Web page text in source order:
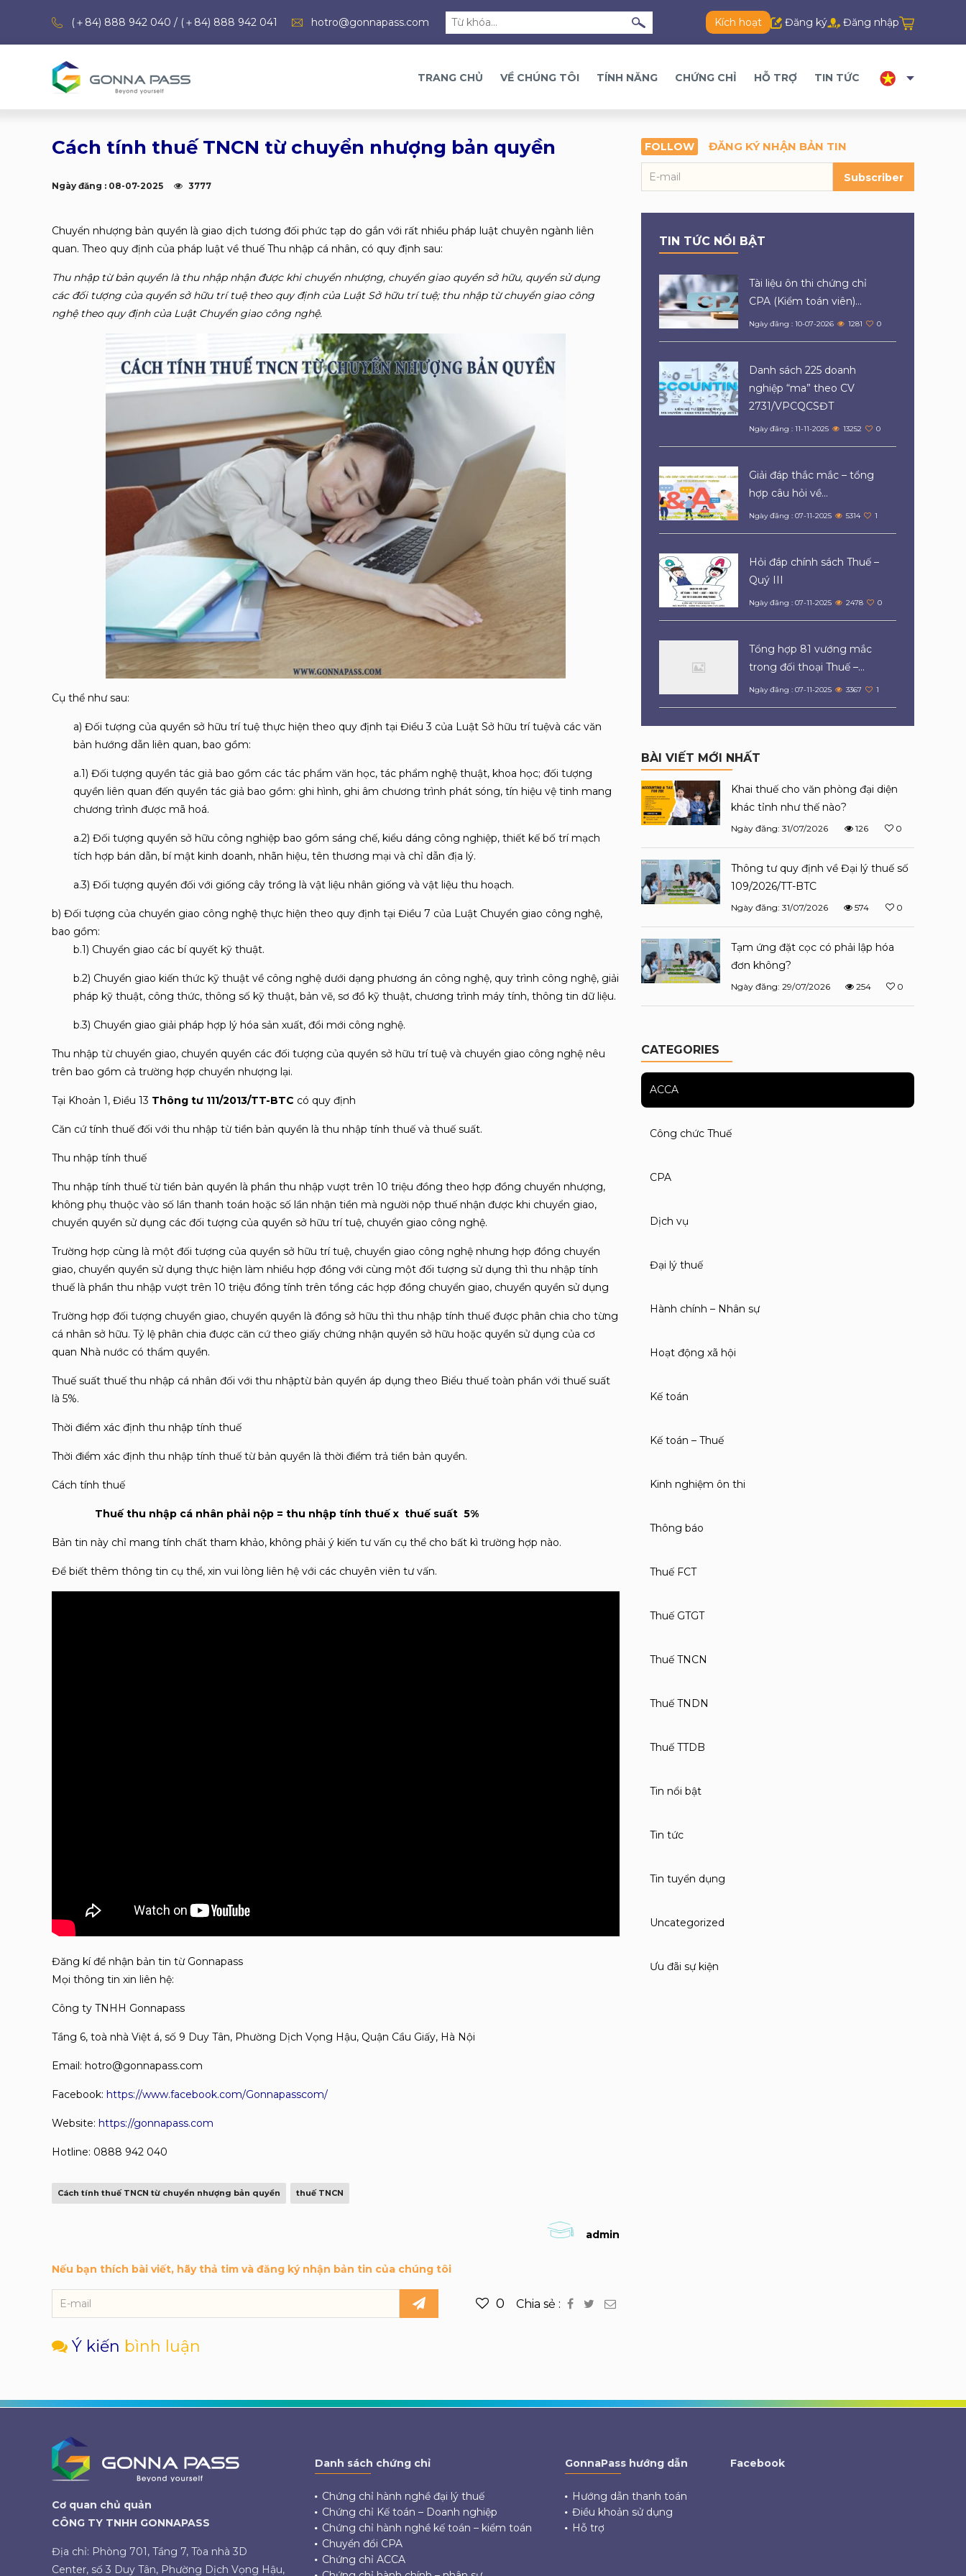
(＋84) 888 942 040 / (＋84) 888 942 041 hotro@gonnapass.com Kích hoạt Đăng ký Đăng nhập
TRANG CHỦ VỀ CHÚNG TÔI TÍNH NĂNG CHỨNG CHỈ HỖ TRỢ TIN TỨC
Cách tính thuế TNCN từ chuyển nhượng bản quyền
Ngày đăng : 08-07-2025 3777
Chuyển nhượng bản quyền là giao dịch tương đối phức tạp do gắn với rất nhiều pháp luật chuyên ngành liên
quan. Theo quy định của pháp luật về thuế Thu nhập cá nhân, có quy định sau:
Thu nhập từ bản quyền là thu nhập nhận được khi chuyển nhượng, chuyển giao quyền sở hữu, quyền sử dụng
các đối tượng của quyền sở hữu trí tuệ theo quy định của Luật Sở hữu trí tuệ; thu nhập từ chuyển giao công
nghệ theo quy định của Luật Chuyển giao công nghệ.
Cụ thể như sau:
a) Đối tượng của quyền sở hữu trí tuệ thực hiện theo quy định tại Điều 3 của Luật Sở hữu trí tuệvà các văn
bản hướng dẫn liên quan, bao gồm:
a.1) Đối tượng quyền tác giả bao gồm các tác phẩm văn học, tác phẩm nghệ thuật, khoa học; đối tượng
quyền liên quan đến quyền tác giả bao gồm: ghi hình, ghi âm chương trình phát sóng, tín hiệu vệ tinh mang
chương trình được mã hoá.
a.2) Đối tượng quyền sở hữu công nghiệp bao gồm sáng chế, kiểu dáng công nghiệp, thiết kế bố trí mạch
tích hợp bán dẫn, bí mật kinh doanh, nhãn hiệu, tên thương mại và chỉ dẫn địa lý.
a.3) Đối tượng quyền đối với giống cây trồng là vật liệu nhân giống và vật liệu thu hoạch.
b) Đối tượng của chuyển giao công nghệ thực hiện theo quy định tại Điều 7 của Luật Chuyển giao công nghệ,
bao gồm:
b.1) Chuyển giao các bí quyết kỹ thuật.
b.2) Chuyển giao kiến thức kỹ thuật về công nghệ dưới dạng phương án công nghệ, quy trình công nghệ, giải
pháp kỹ thuật, công thức, thông số kỹ thuật, bản vẽ, sơ đồ kỹ thuật, chương trình máy tính, thông tin dữ liệu.
b.3) Chuyển giao giải pháp hợp lý hóa sản xuất, đổi mới công nghệ.
Thu nhập từ chuyển giao, chuyển quyền các đối tượng của quyền sở hữu trí tuệ và chuyển giao công nghệ nêu
trên bao gồm cả trường hợp chuyển nhượng lại.
Tại Khoản 1, Điều 13 Thông tư 111/2013/TT-BTC có quy định
Căn cứ tính thuế đối với thu nhập từ tiền bản quyền là thu nhập tính thuế và thuế suất.
Thu nhập tính thuế
Thu nhập tính thuế từ tiền bản quyền là phần thu nhập vượt trên 10 triệu đồng theo hợp đồng chuyển nhượng,
không phụ thuộc vào số lần thanh toán hoặc số lần nhận tiền mà người nộp thuế nhận được khi chuyển giao,
chuyển quyền sử dụng các đối tượng của quyền sở hữu trí tuệ, chuyển giao công nghệ.
Trường hợp cùng là một đối tượng của quyền sở hữu trí tuệ, chuyển giao công nghệ nhưng hợp đồng chuyển
giao, chuyển quyền sử dụng thực hiện làm nhiều hợp đồng với cùng một đối tượng sử dụng thì thu nhập tính
thuế là phần thu nhập vượt trên 10 triệu đồng tính trên tổng các hợp đồng chuyển giao, chuyển quyền sử dụng
Trường hợp đối tượng chuyển giao, chuyển quyền là đồng sở hữu thì thu nhập tính thuế được phân chia cho từng
cá nhân sở hữu. Tỷ lệ phân chia được căn cứ theo giấy chứng nhận quyền sở hữu hoặc quyền sử dụng của cơ
quan Nhà nước có thẩm quyền.
Thuế suất thuế thu nhập cá nhân đối với thu nhậptừ bản quyền áp dụng theo Biểu thuế toàn phần với thuế suất
là 5%.
Thời điểm xác định thu nhập tính thuế
Thời điểm xác định thu nhập tính thuế từ bản quyền là thời điểm trả tiền bản quyền.
Cách tính thuế
Thuế thu nhập cá nhân phải nộp = thu nhập tính thuế x thuế suất 5%
Bản tin này chỉ mang tính chất tham khảo, không phải ý kiến tư vấn cụ thể cho bất kì trường hợp nào.
Để biết thêm thông tin cụ thể, xin vui lòng liên hệ với các chuyên viên tư vấn.
Đăng kí để nhận bản tin từ Gonnapass
Mọi thông tin xin liên hệ:
Công ty TNHH Gonnapass
Tầng 6, toà nhà Việt á, số 9 Duy Tân, Phường Dịch Vọng Hậu, Quận Cầu Giấy, Hà Nội
Email: hotro@gonnapass.com
Facebook: https://www.facebook.com/Gonnapasscom/
Website: https://gonnapass.com
Hotline: 0888 942 040
Cách tính thuế TNCN từ chuyển nhượng bản quyền thuế TNCN
admin
Nếu bạn thích bài viết, hãy thả tim và đăng ký nhận bản tin của chúng tôi
0 Chia sẻ :
Ý kiến bình luận
FOLLOW ĐĂNG KÝ NHẬN BẢN TIN
Subscriber
TIN TỨC NỔI BẬT
Tài liệu ôn thi chứng chỉ
CPA (Kiểm toán viên)...
Ngày đăng : 10-07-2026 1281 0
Danh sách 225 doanh
nghiệp “ma” theo CV
2731/VPCQCSĐT
Ngày đăng : 11-11-2025 13252 0
Giải đáp thắc mắc – tổng
hợp câu hỏi về...
Ngày đăng : 07-11-2025 5314 1
Hỏi đáp chính sách Thuế –
Quý III
Ngày đăng : 07-11-2025 2478 0
Tổng hợp 81 vướng mắc
trong đối thoại Thuế –...
Ngày đăng : 07-11-2025 3367 1
BÀI VIẾT MỚI NHẤT
Khai thuế cho văn phòng đại diện
khác tỉnh như thế nào?
Ngày đăng: 31/07/2026 126 0
Thông tư quy định về Đại lý thuế số
109/2026/TT-BTC
Ngày đăng: 31/07/2026 574 0
Tạm ứng đặt cọc có phải lập hóa
đơn không?
Ngày đăng: 29/07/2026 254 0
CATEGORIES
ACCA
Công chức Thuế
CPA
Dịch vụ
Đại lý thuế
Hành chính – Nhân sự
Hoạt động xã hội
Kế toán
Kế toán – Thuế
Kinh nghiệm ôn thi
Thông báo
Thuế FCT
Thuế GTGT
Thuế TNCN
Thuế TNDN
Thuế TTDB
Tin nổi bật
Tin tức
Tin tuyển dụng
Uncategorized
Ưu đãi sự kiện
Cơ quan chủ quản
CÔNG TY TNHH GONNAPASS
Địa chỉ: Phòng 701, Tầng 7, Tòa nhà 3D
Center, số 3 Duy Tân, Phường Dịch Vọng Hậu,
Danh sách chứng chỉ
Chứng chỉ hành nghề đại lý thuế
Chứng chỉ Kế toán – Doanh nghiệp
Chứng chỉ hành nghề kế toán – kiểm toán
Chuyển đổi CPA
Chứng chỉ ACCA
GonnaPass hướng dẫn
Hướng dẫn thanh toán
Điều khoản sử dụng
Hỗ trợ
Facebook